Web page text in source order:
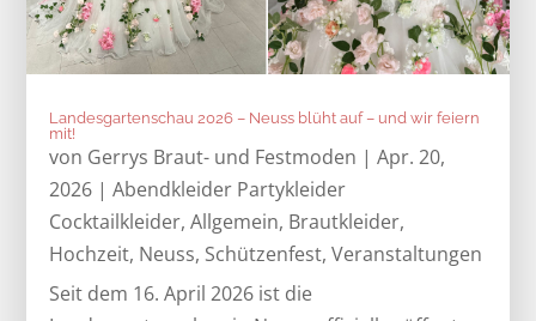
Landesgartenschau 2026 – Neuss blüht auf – und wir feiern
mit!
von Gerrys Braut- und Festmoden |Apr. 20,
2026 |Abendkleider Partykleider
Cocktailkleider,Allgemein, Brautkleider,
Hochzeit, Neuss, Schützenfest,Veranstaltungen
Seit dem 16. April 2026 ist die